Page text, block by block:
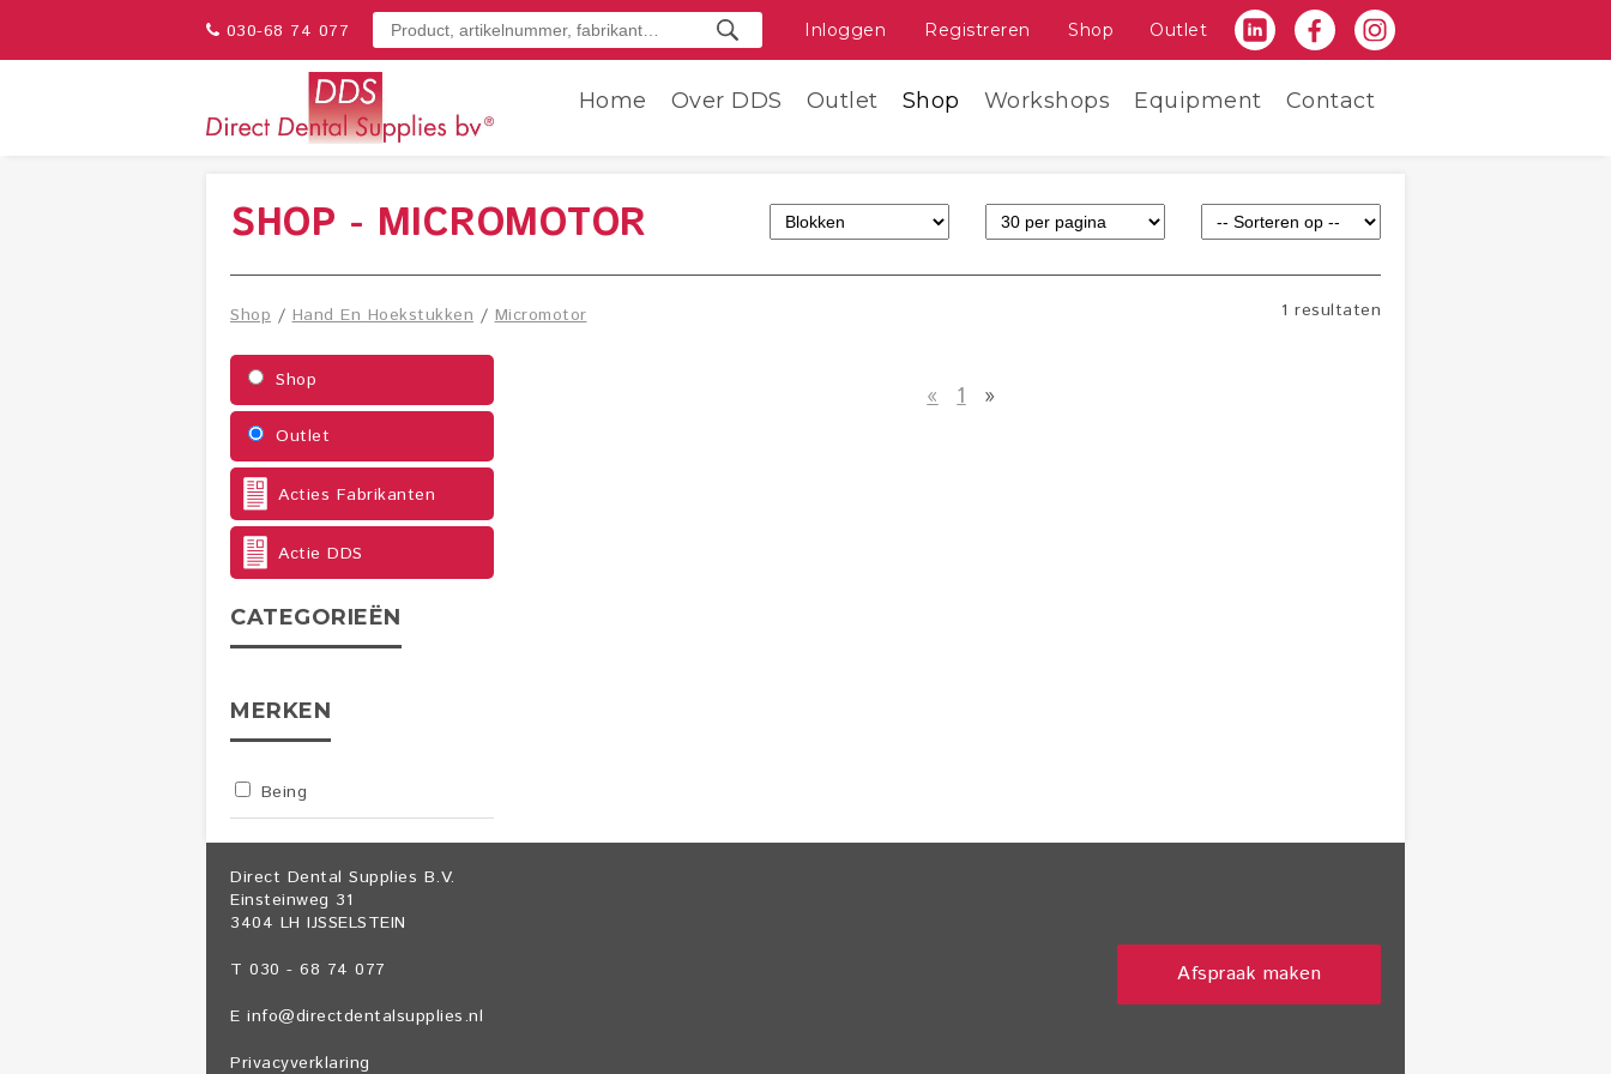
030-68 74 077 Inloggen Registreren Shop Outlet
Home Over DDS Outlet Shop Workshops Equipment Contact
SHOP - MICROMOTOR
1 resultaten
Shop /Hand En Hoekstukken /Micromotor
Shop
Outlet
Acties Fabrikanten
Actie DDS
CATEGORIEËN
MERKEN
Being
« 1 »
Direct Dental Supplies B.V.
Einsteinweg 31
3404 LH IJSSELSTEIN
T 030 - 68 74 077
E info@directdentalsupplies.nl
Privacyverklaring
Afspraak maken